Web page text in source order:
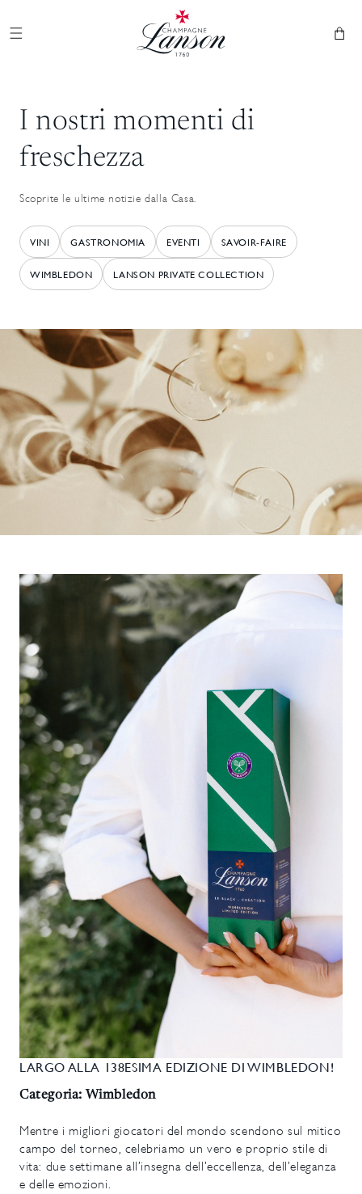
contenuto
Cestino
I nostri momenti di
freschezza
Scoprite le ultime notizie dalla Casa.
VINI GASTRONOMIA EVENTI SAVOIR-FAIRE
WIMBLEDON LANSON PRIVATE COLLECTION
LARGO ALLA 138ESIMA EDIZIONE DI WIMBLEDON!
Categoria: Wimbledon
Mentre i migliori giocatori del mondo scendono sul mitico
campo del torneo, celebriamo un vero e proprio stile di
vita: due settimane all’insegna dell’eccellenza, dell’eleganza
e delle emozioni.